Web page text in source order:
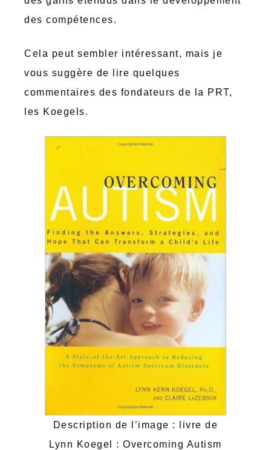
des compétences.
Cela peut sembler intéressant, mais je
vous suggère de lire quelques
commentaires des fondateurs de la PRT,
les Koegels.
Description de l’image : livre de
Lynn Koegel : Overcoming Autism